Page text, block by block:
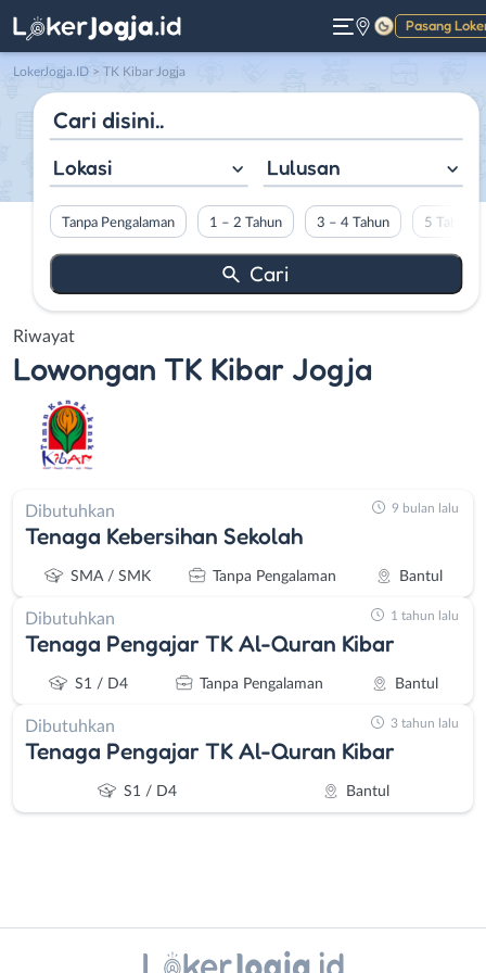
Pasang
Gelap
LokerJogja.ID > TK Kibar Jogja
Lokasi Lulusan
Tanpa Pengalaman 1 – 2 Tahun 3 – 4 Tahun 5 Tahun
Riwayat
Lowongan TK Kibar Jogja
Dibutuhkan
Tenaga Kebersihan Sekolah
SMA / SMK Tanpa Pengalaman Bantul
9 bulan lalu
Dibutuhkan
Tenaga Pengajar TK Al-Quran Kibar
S1 / D4 Tanpa Pengalaman Bantul
1 tahun lalu
Dibutuhkan
Tenaga Pengajar TK Al-Quran Kibar
S1 / D4 Bantul
3 tahun lalu
Administrasi
Bantul
X - Twitter Telegram